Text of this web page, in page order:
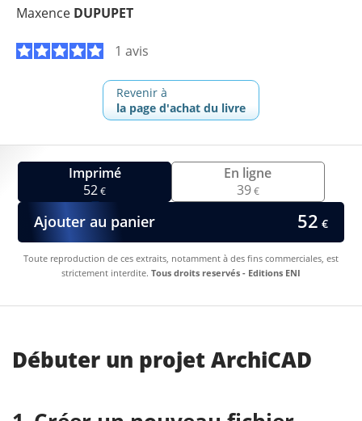
Maxence DUPUPET
1 avis
Revenir à
la page d'achat du livre
Imprimé
52€
En ligne
39€
Ajouter au panier 52 €
Toute reproduction de ces extraits, notamment à des fins commerciales, est
strictement interdite. Tous droits reservés - Editions ENI
Débuter un projet ArchiCAD